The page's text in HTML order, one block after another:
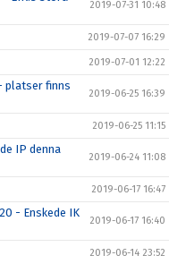
2019-07-31 10:48
2019-07-07 16:29
2019-07-01 12:22
platser finns
2019-06-25 16:39
2019-06-25 11:15
IP denna
2019-06-24 11:08
2019-06-17 16:47
- Enskede IK
2019-06-17 16:40
2019-06-14 23:52